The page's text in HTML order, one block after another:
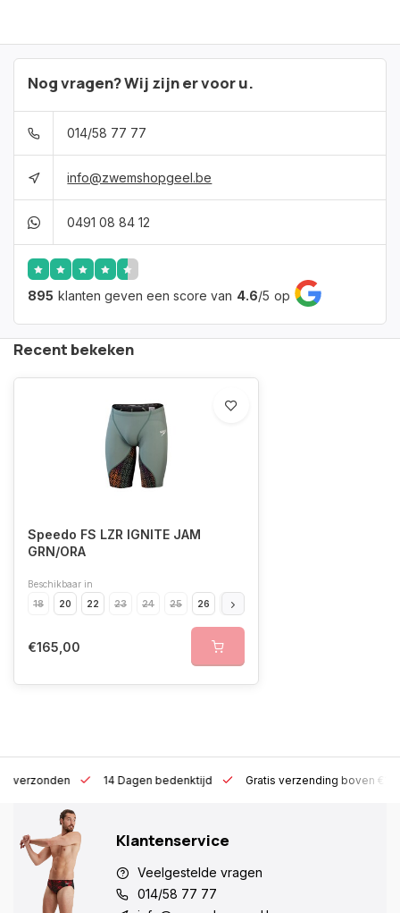
Nog vragen? Wij zijn er voor u.
014/58 77 77
info@zwemshopgeel.be
0491 08 84 12
895 klanten geven een score van 4.6/5 op
Recent bekeken
Speedo FS LZR IGNITE JAM
GRN/ORA
Beschikbaar in
18
20 22 23 24 25 26 28
€165,00
h verzonden 14 Dagen bedenktijd Gratis verzending boven
Klantenservice
Veelgestelde vragen
014/58 77 77